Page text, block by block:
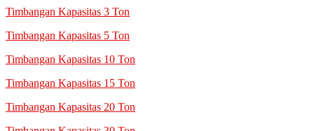
Timbangan Kapasitas 3 Ton
Timbangan Kapasitas 5 Ton
Timbangan Kapasitas 10 Ton
Timbangan Kapasitas 15 Ton
Timbangan Kapasitas 20 Ton